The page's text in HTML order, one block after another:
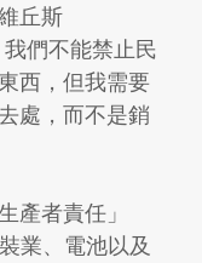
丘斯
我們不能禁止民
西，但我需要
處，而不是銷
產者責任」
業、電池以及